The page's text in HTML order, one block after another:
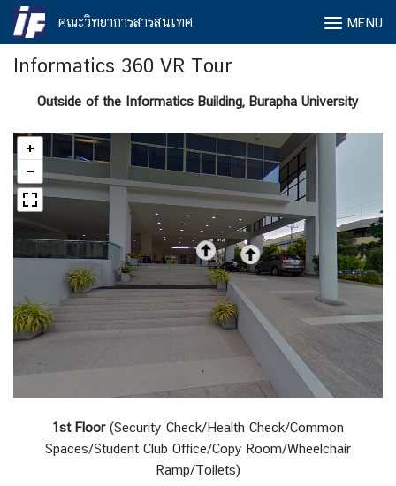
Skip
คณะวิทยาการสารสนเทศ MENU
Informatics 360 VR Tour
Outside of the Informatics Building, Burapha University
1st Floor(Security Check/Health Check/Common
Spaces/Student Club Office/Copy Room/Wheelchair
Ramp/Toilets)